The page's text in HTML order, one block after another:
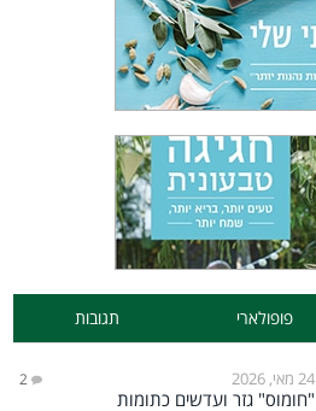
פופולארי תגובות
24 מאי, 2026 2
"חומוס" גזר ועדשים כתומות